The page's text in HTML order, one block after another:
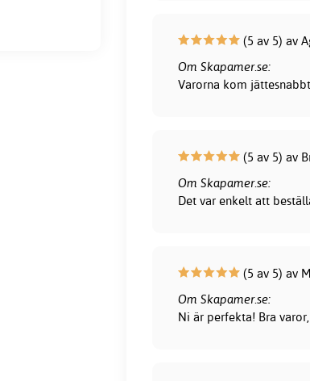
(5 av 5) av
Om Skapamer.se:
Varorna kom
(5 av 5) av
Om Skapamer.se:
Det var enkelt att
(5 av 5) av
Om Skapamer.se:
Ni är perfekta! Bra